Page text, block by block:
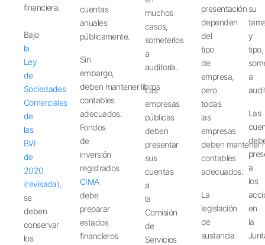
financiera.
Bajo
la
Ley
de
Sociedades
Comerciales
de
las
BVI
de
2020
(revisada),
se
deben
conservar
los
cuentas
anuales
públicamente.
Sin
embargo,
deben mantenerlibros
contables
adecuados.
Fondos
de
inversión
registrados
CIMA
debe
preparar
estados
financieros
muchos
casos,
someterlos
a
auditoría.
Las
empresas
públicas
deben
presentar
sus
cuentas
a
la
Comisión
de
Servicios
presentación
dependen
del
tipo
de
empresa,
pero
todas
las
empresas
deben mantener
contables
adecuados.
La
legislación
de
sustancia
su
y
tipo,
a
Las
a
los
en
la